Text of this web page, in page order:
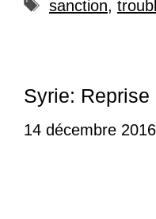
sanction,
Syrie:
14 décembre 2016